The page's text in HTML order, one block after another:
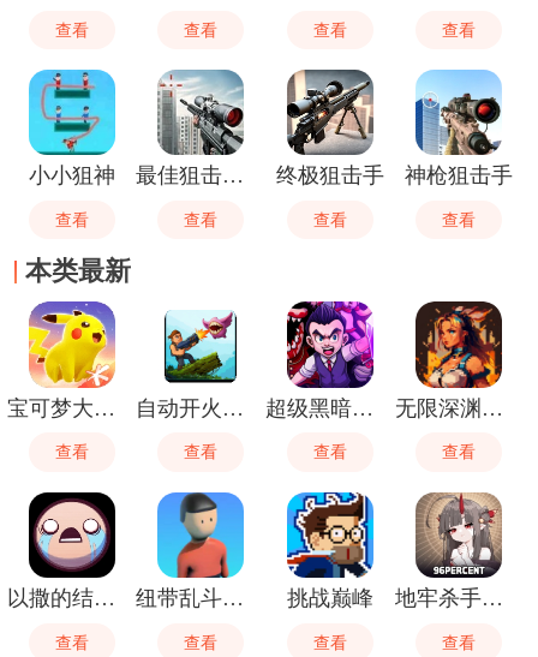
查看 查看 查看 查看
小小狙神
查看
最佳狙击猎手
查看
终极狙击手
查看
神枪狙击手
查看
本类最新
宝可梦大集结
查看
自动开火先生
查看
超级黑暗欺骗
查看
无限深渊手游
查看
以撒的结合忏悔
查看
纽带乱斗终极对决
查看
挑战巅峰
查看
地牢杀手中文版
查看